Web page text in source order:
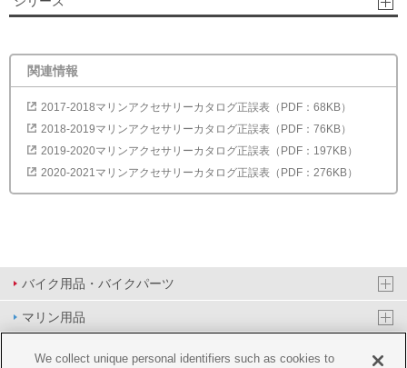
関連情報
2017-2018マリンアクセサリーカタログ正誤表（PDF：68KB）
2018-2019マリンアクセサリーカタログ正誤表（PDF：76KB）
2019-2020マリンアクセサリーカタログ正誤表（PDF：197KB）
2020-2021マリンアクセサリーカタログ正誤表（PDF：276KB）
バイク用品・バイクパーツ
マリン用品
PAS/YPJ用品
We collect unique personal identifiers such as cookies to